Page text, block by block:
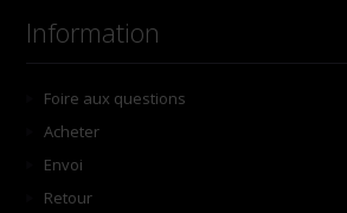
Information
Foire aux questions
Acheter
Envoi
Retour